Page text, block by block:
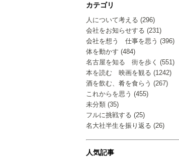
カテゴリ
人について考える (296)
会社をお知らせする (231)
会社を想う 仕事を思う (396)
体を動かす (484)
名古屋を知る 街を歩く (551)
本を読む 映画を観る (1242)
酒を飲む、肴を食らう (267)
これからを思う (455)
未分類 (35)
フルに挑戦する (25)
名大社半生を振り返る (26)
人気記事